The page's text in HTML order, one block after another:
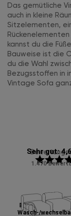
Das gemütliche
auch in kleine
Sitzelementen,
kannst du die
Bauweise ist die
du die Wahl
Bezugsstoffen in
Vintage Sofa
Sehr gut:
starstarstar
1.470
Wasch-/